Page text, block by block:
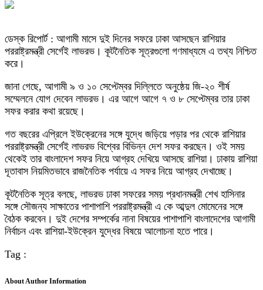
ডেস্ক রিপোর্ট : আগামী মাসে দুই দিনের সফরে ঢাকা আসছেন রাশিয়ার
পররাষ্ট্রমন্ত্রী সের্গেই লাভরভ। কূটনৈতিক সূত্রগুলো গণমাধ্যমে এ তথ্য নিশ্চিত
করে।
জানা গেছে, আগামী ৯ ও ১০ সেপ্টেম্বর দিল্লিতে অনুষ্ঠেয় জি-২০ শীর্ষ
সম্মেলনে যোগ দেবেন লাভরভ। এর আগে আগে ৭ ও ৮ সেপ্টেম্বর তার ঢাকা
সফর করার কথা রয়েছে।
গত বছরের এপ্রিলে ইউক্রেনের সঙ্গে যুদ্ধে জড়িয়ে পড়ার পর থেকে রাশিয়ার
পররাষ্ট্রমন্ত্রী সের্গেই লাভরভ বিশ্বের বিভিন্ন দেশ সফর করছেন। ওই সময়
থেকেই তার বাংলাদেশ সফর নিয়ে আগ্রহ দেখিয়ে আসছে রাশিয়া। ঢাকায় রাশিয়া
দূতাবাস নিয়মিতভাবে রাজনৈতিক পর্যায়ে এ সফর নিয়ে আগ্রহ দেখাচ্ছে।
কূটনৈতিক সূত্র বলছে, লাভরভ ঢাকা সফরের সময় প্রধানমন্ত্রী শেখ হাসিনার
সঙ্গে সৌজন্য সাক্ষাতের পাশাপাশি পররাষ্ট্রমন্ত্রী এ কে আব্দুল মোমেনের সঙ্গে
বৈঠক করবেন। দুই দেশের সম্পর্কের নানা বিষয়ের পাশাপাশি বাংলাদেশের আগামী
নির্বাচন এবং রাশিয়া-ইউক্রেন যুদ্ধের বিষয়ে আলোচনা হতে পারে।
Tag :
About Author Information